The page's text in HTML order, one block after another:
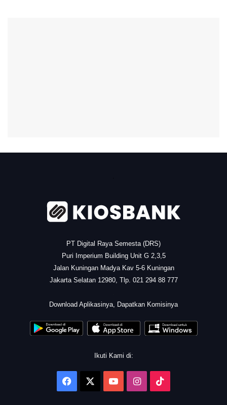
PT Digital Raya Semesta (DRS)
Puri Imperium Building Unit G 2,3,5
Jalan Kuningan Madya Kav 5-6 Kuningan
Jakarta Selatan 12980, Tlp. 021 294 88 777
Download Aplikasinya, Dapatkan Komisinya
Ikuti Kami di:
Facebook YouTubeInstagram